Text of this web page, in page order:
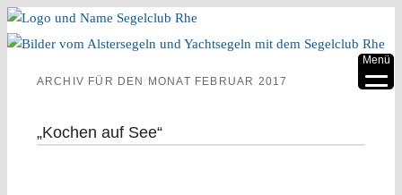
ARCHIV FÜR DEN MONAT FEBRUAR 2017
„Kochen auf See“
Menü